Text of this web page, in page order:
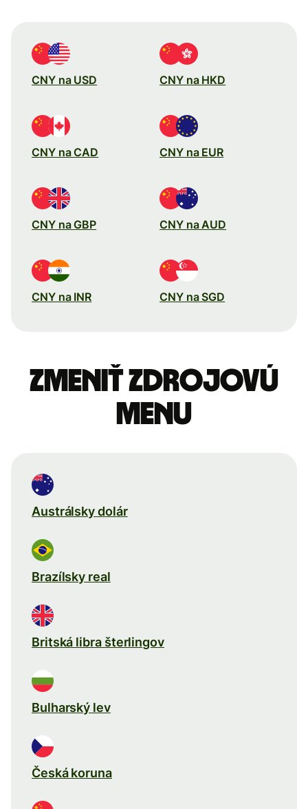
CNY na USD CNY na HKD
CNY na CAD CNY na EUR
CNY na GBP CNY na AUD
CNY na INR CNY na SGD
Zmeniť zdrojovú
menu
Austrálsky dolár
Brazílsky real
Britská libra šterlingov
Bulharský lev
Česká koruna